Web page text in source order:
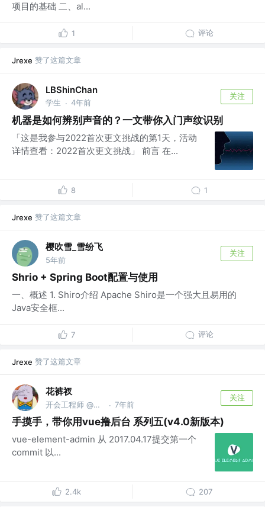
项目的基础 二、al...
1 评论
Jrexe 赞了这篇文章
LBShinChan
学生 · 4年前
关注
机器是如何辨别声音的？一文带你入门声纹识别
「这是我参与2022首次更文挑战的第1天，活动
详情查看：2022首次更文挑战」 前言 在...
8 1
Jrexe 赞了这篇文章
樱吹雪_雪纷飞
5年前
关注
Shrio + Spring Boot配置与使用
一、概述 1. Shiro介绍 Apache Shiro是一个强大且易用的
Java安全框...
7 评论
Jrexe 赞了这篇文章
花裤衩
开会工程师 @字节跳动 · 7年前
关注
手摸手，带你用vue撸后台 系列五(v4.0新版本)
vue-element-admin 从 2017.04.17提交第一个
commit 以...
2.4k 207